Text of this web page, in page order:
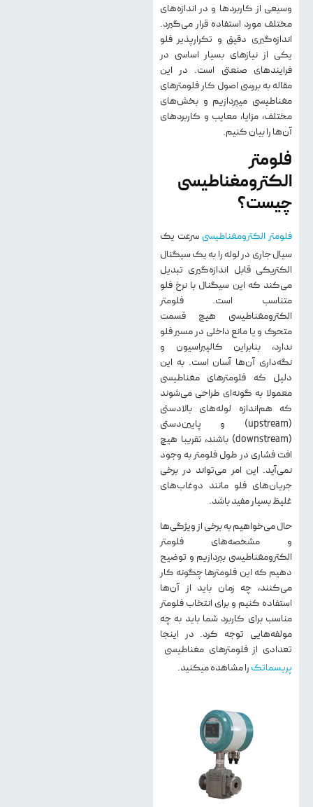
وسیعی از کاربردها و در اندازه‌های
مختلف مورد استفاده قرار می‌گیرد.
اندازه‌گیری دقیق و تکرارپذیر فلو
یکی از نیازهای بسیار اساسی در
فرایندهای صنعتی است. در این
مقاله به بررسی اصول کار فلومترهای
مغناطیسی میپردازیم و بخش‌های
مختلف، مزایا، معایب و کاربردهای
آن‌ها را بیان کنیم.
فلومتر
الکترومغناطیسی
چیست؟
فلومتر الکترومغناطیسی سرعت یک
سیال جاری در لوله را به یک سیگنال
الکتریکی قابل اندازه‌گیری تبدیل
می‌کند که این سیگنال با نرخ فلو
متناسب است. فلومتر
الکترومغناطیسی هیچ قسمت
متحرک و یا مانع داخلی در مسیر فلو
ندارد، بنابراین کالیبراسیون و
نگه‌داری آن‌ها آسان است. به این
دلیل که فلومترهای مغناطیسی
معمولا به گونه‌ای طراحی می‌شوند
که هم‌اندازه لوله‌های بالادستی
(upstream) و پایین‌دستی
(downstream) باشند، تقریبا هیچ
افت فشاری در طول فلومتر به وجود
نمی‌آید. این امر می‌تواند در برخی
جریان‌های فلو مانند دوغاب‌های
غلیظ بسیار مفید باشد.
حال می‌خواهیم به برخی از ویژگی‌ها
و مشخصه‌های فلومتر
الکترومغناطیسی بپردازیم و توضیح
دهیم که این فلومترها چگونه کار
می‌کنند، چه زمان باید از آن‌ها
استفاده کنیم و برای انتخاب فلومتر
مناسب برای کاربرد شما باید به چه
مولفه‌هایی توجه کرد. در اینجا
تعدادی از فلومترهای مغناطیسی
پریسماتکرا مشاهده میکنید.